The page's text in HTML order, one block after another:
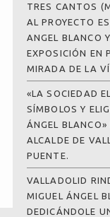
TRES CANTOS
AL PROYECTO
ANGEL BLANCO
EXPOSICIÓN EN
MIRADA DE LA
«LA SOCIEDAD
SÍMBOLOS Y
ÁNGEL BLANCO»
ALCALDE DE
PUENTE.
VALLADOLID
MIGUEL ÁNGEL
DEDICÁNDOLE